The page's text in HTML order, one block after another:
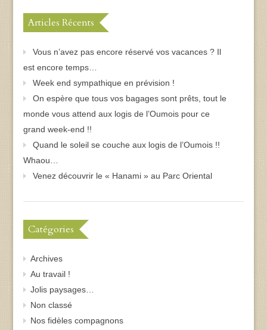
Articles Récents
Vous n’avez pas encore réservé vos vacances ? Il
est encore temps…
Week end sympathique en prévision !
On espère que tous vos bagages sont prêts, tout le
monde vous attend aux logis de l’Oumois pour ce
grand week-end !!
Quand le soleil se couche aux logis de l’Oumois !!
Whaou…
Venez découvrir le « Hanami » au Parc Oriental
Catégories
Archives
Au travail !
Jolis paysages…
Non classé
Nos fidèles compagnons